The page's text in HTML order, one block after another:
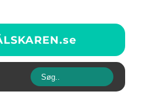
se